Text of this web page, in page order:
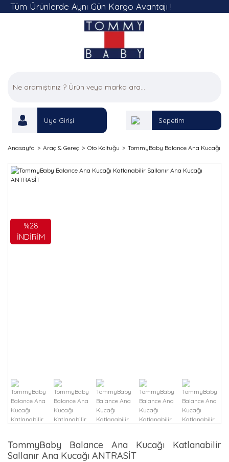
Tüm Ürünlerde Aynı Gün Kargo Avantajı !
Üye Girişi Sepetim
Anasayfa Araç & Gereç Oto Koltuğu TommyBaby Balance Ana Kucağı
TommyBaby Balance Ana Kucağı Katlanabilir
Sallanır Ana Kucağı ANTRASİT
%28
İNDİRİM